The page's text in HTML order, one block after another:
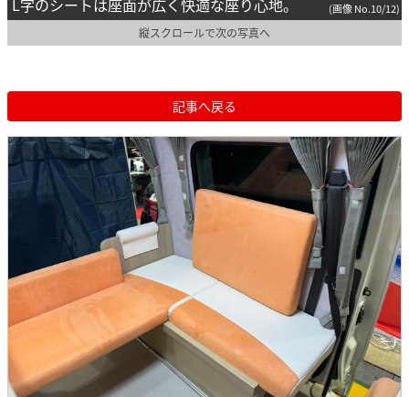
(画像 No.10/12)
縦スクロールで次の写真へ
記事へ戻る